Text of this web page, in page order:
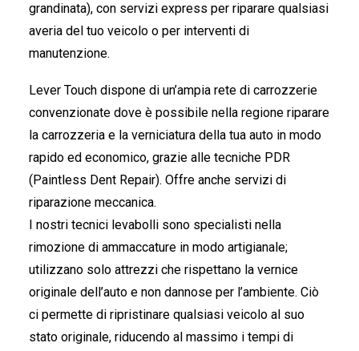
grandinata), con servizi express per riparare qualsiasi
averia del tuo veicolo o per interventi di
manutenzione.
Lever Touch dispone di un’ampia rete di carrozzerie
convenzionate dove è possibile nella regione riparare
la carrozzeria e la verniciatura della tua auto in modo
rapido ed economico, grazie alle tecniche PDR
(Paintless Dent Repair). Offre anche servizi di
riparazione meccanica.
I nostri tecnici levabolli sono specialisti nella
rimozione di ammaccature in modo artigianale;
utilizzano solo attrezzi che rispettano la vernice
originale dell’auto e non dannose per l’ambiente. Ciò
ci permette di ripristinare qualsiasi veicolo al suo
stato originale, riducendo al massimo i tempi di